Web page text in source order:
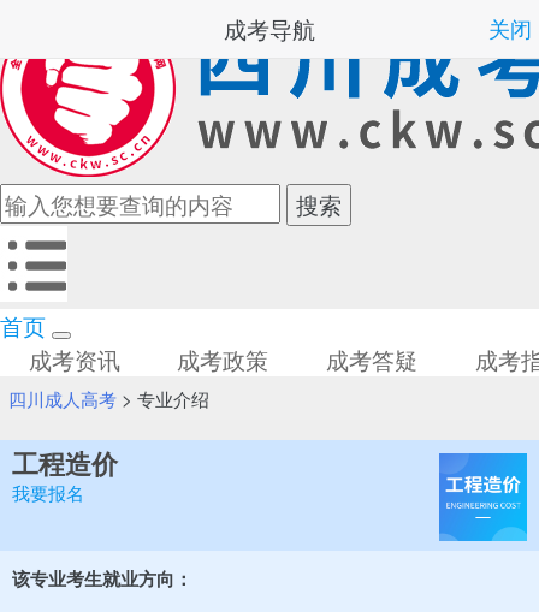
首页
成考资讯
成考政策 成考答疑 成考
四川成人高考> 专业介绍
工程造价
我要报名
该专业考生就业方向：
成考导航 关闭